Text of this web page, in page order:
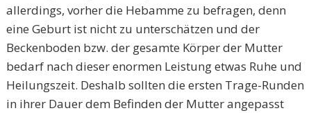
allerdings, vorher die Hebamme zu befragen, denn
eine Geburt ist nicht zu unterschätzen und der
Beckenboden bzw. der gesamte Körper der Mutter
bedarf nach dieser enormen Leistung etwas Ruhe und
Heilungszeit. Deshalb sollten die ersten Trage-Runden
in ihrer Dauer dem Befinden der Mutter angepasst